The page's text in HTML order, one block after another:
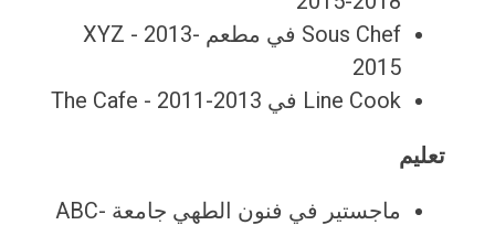
Sous Chef في مطعم XYZ - 2013-
2015
Line Cook في The Cafe - 2011-2013
تعليم
ماجستير في فنون الطهي جامعة ABC-